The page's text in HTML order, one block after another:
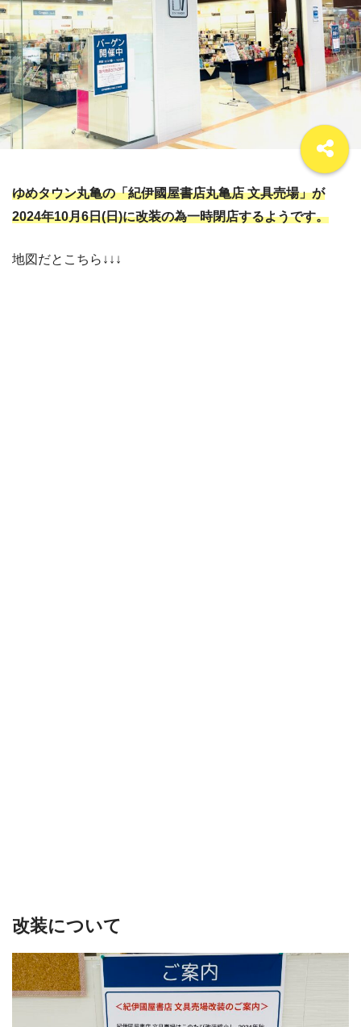
ゆめタウン丸亀の「紀伊國屋書店丸亀店 文具売場」が
2024年10月6日(日)に改装の為一時閉店するようです。
地図だとこちら↓↓↓
改装について